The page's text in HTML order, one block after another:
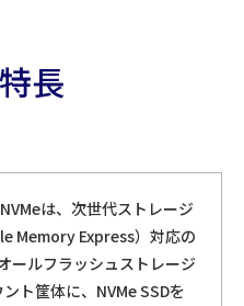
長
は、次世代ストレージ
Memory Express）対応の
ールフラッシュストレージ
ト筐体に、NVMe SSDを